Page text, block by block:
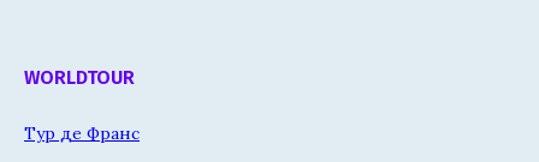
WORLDTOUR
Тур де Франс